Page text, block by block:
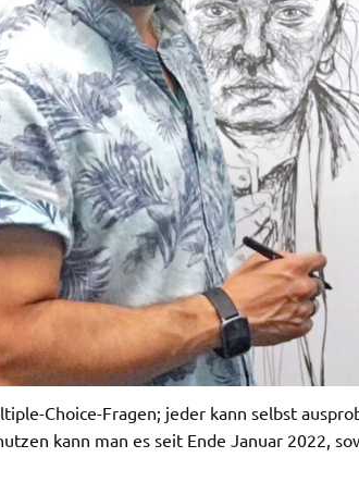
Choice-Fragen; jeder kann selbst
kann man es seit Ende Januar 2022,